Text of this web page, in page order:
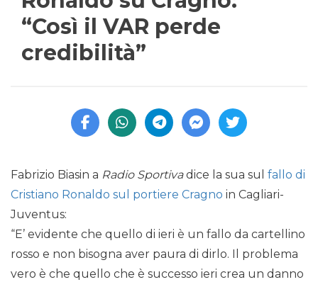
“Così il VAR perde
credibilità”
Fabrizio Biasin a Radio Sportivadice la sua sul fallo di
Cristiano Ronaldo sul portiere Cragno in Cagliari-
Juventus:
“E’ evidente che quello di ieri è un fallo da cartellino
rosso e non bisogna aver paura di dirlo. Il problema
vero è che quello che è successo ieri crea un danno